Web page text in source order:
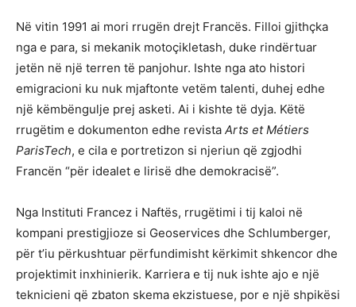
Në vitin 1991 ai mori rrugën drejt Francës. Filloi gjithçka
nga e para, si mekanik motoçikletash, duke rindërtuar
jetën në një terren të panjohur. Ishte nga ato histori
emigracioni ku nuk mjaftonte vetëm talenti, duhej edhe
një këmbëngulje prej asketi. Ai i kishte të dyja. Këtë
rrugëtim e dokumenton edhe revista Arts et Métiers
ParisTech, e cila e portretizon si njeriun që zgjodhi
Francën “për idealet e lirisë dhe demokracisë”.
Nga Instituti Francez i Naftës, rrugëtimi i tij kaloi në
kompani prestigjioze si Geoservices dhe Schlumberger,
për t’iu përkushtuar përfundimisht kërkimit shkencor dhe
projektimit inxhinierik. Karriera e tij nuk ishte ajo e një
teknicieni që zbaton skema ekzistuese, por e një shpikësi